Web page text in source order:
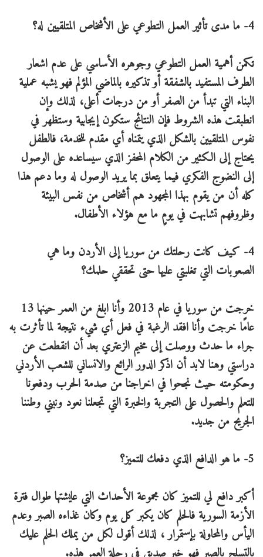
4- ما مدى تأثير العمل التطوعي على الأشخاص المتلقيين له؟
تكمن أهمية العمل التطوعي وجوهره الأساسي على عدم اشعار
الطرف المستفيد بالشفقة أو تذكيره بالماضي المؤلم فهو يشبه عملية
البناء التي تبدأ من الصفر أو من درجات أعلى، لذلك وإن
انطبقت هذه الشروط فإن النتائج ستكون إيجابية وستظهر في
نفوس المتلقيين بالشكل الذي يتمناه أي مقدم للخدمة، فالطفل
يحتاج إلى الكثير من الكلام المحفز الذي سيساعده على الوصول
إلى النضوج الفكري فيما يتعلق بما يريد الوصول له وما دعم هذا
كله أن من يقوم بهذا المجهود هم أشخاص من نفس البيئة
وظروفهم تشابهت في يومٍ ما مع هؤلاء الأطفال.
4- كيف كانت رحلتك من سوريا إلى الأردن وما هي
الصعوبات التي تغلبتي عليها حتى تحققي حلمك؟
خرجت من سوريا في عام 2013 وأنا ابلغ من العمر حينها 13
عامًا خرجت وأنا افقد الرغبة في فعل أي شيء نتيجة لما تأثرت به
جراء ما حدث ووصلت إلى مخيم الزعتري بعد أن انقطعت عن
دراستي وهنا لابد أن اذكر الدور الرائع والانساني للشعب الأردني
وحكومته حيث نجحوا في اخراجنا من صدمة الحرب ودفعونا
للتعلم والحصول على التجربة والخبرة التي تجعلنا نعود ونبني وطننا
الجريح من جديد.
5- ما هو الدافع الذي دفعك للتميز؟
أكبر دافع لي للتميز كان مجموعة الأحداث التي عايشتها طوال فترة
الأزمة السورية فالحلم كان يكبر كل يوم وكان غذاءه الصبر وعدم
اليأس والمحاولة بإستمرار ، لذلك أقول لكل من يملك الحلم عليك